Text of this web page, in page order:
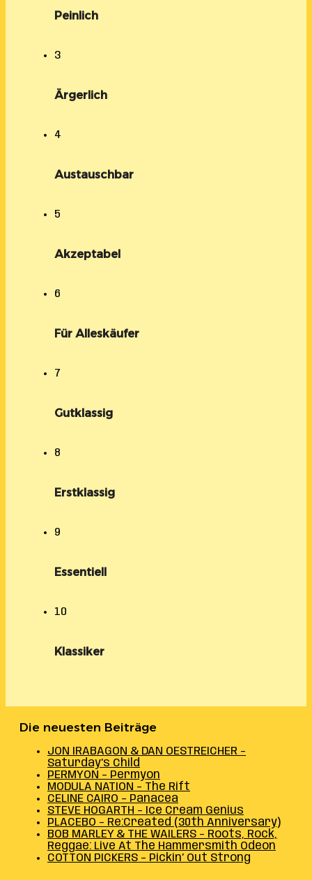
Peinlich
3
Ärgerlich
4
Austauschbar
5
Akzeptabel
6
Für Alleskäufer
7
Gutklassig
8
Erstklassig
9
Essentiell
10
Klassiker
Die neuesten Beiträge
JON IRABAGON & DAN OESTREICHER –
Saturday’s Child
PERMYON – Permyon
MODULA NATION – The Rift
CELINE CAIRO – Panacea
STEVE HOGARTH – Ice Cream Genius
PLACEBO – Re:Created (30th Anniversary)
BOB MARLEY & THE WAILERS – Roots, Rock,
Reggae: Live At The Hammersmith Odeon
COTTON PICKERS – Pickin’ Out Strong